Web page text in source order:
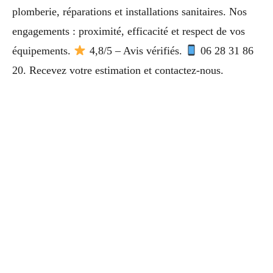
plomberie, réparations et installations sanitaires. Nos
engagements : proximité, efficacité et respect de vos
équipements.
4,8/5 – Avis vérifiés.
06 28 31 86
20. Recevez votre estimation et contactez-nous.